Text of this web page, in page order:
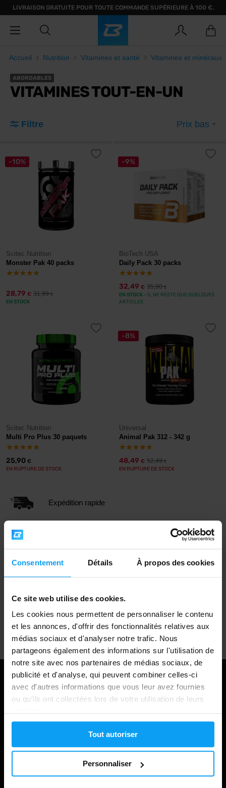
Consentement Détails À propos des cookies
Ce site web utilise des cookies.
Les cookies nous permettent de personnaliser le contenu
et les annonces, d'offrir des fonctionnalités relatives aux
médias sociaux et d'analyser notre trafic. Nous
partageons également des informations sur l'utilisation de
notre site avec nos partenaires de médias sociaux, de
publicité et d'analyse, qui peuvent combiner celles-ci
avec d'autres informations que vous leur avez fournies
ou qu'ils ont collectées lors de votre utilisation de leurs
Tout autoriser
Personnaliser
LIVRAISON GRATUITE POUR TOUTE COMMANDE SUPÉRIEURE À 100 €.
Accueil Nutrition Vitamines et santé Vitamines et minéraux
ABORDABLES
VITAMINES TOUT-EN-UN
Filtre Prix bas
-10%
Scitec Nutrition
Monster Pak 40 packs
28,79 € 31,99€
EN STOCK
-9%
BioTech USA
Daily Pack 30 packs
32,49 € 35,90€
EN STOCK - IL NE RESTE QUE QUELQUES
ARTICLES
Scitec Nutrition
Multi Pro Plus 30 paquets
25,90 €
EN RUPTURE DE STOCK
-8%
Universal
Animal Pak 312 - 342 g
48,49 € 52,49€
EN RUPTURE DE STOCK
Expédition rapide
Support client professionnel
Shopping